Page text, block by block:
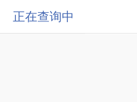
正在查询中